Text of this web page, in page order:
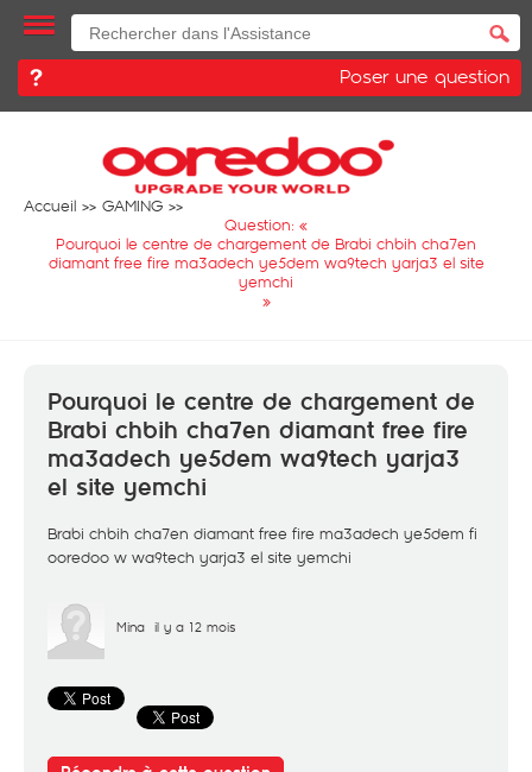
Poser une question
Accueil
GAMING
Question: «
Pourquoi le centre de chargement de Brabi chbih cha7en
diamant free fire ma3adech ye5dem wa9tech yarja3 el site
yemchi
»
Pourquoi le centre de chargement de
Brabi chbih cha7en diamant free fire
ma3adech ye5dem wa9tech yarja3
el site yemchi
Brabi chbih cha7en diamant free fire ma3adech ye5dem fi
ooredoo w wa9tech yarja3 el site yemchi
Mina il y a 12 mois